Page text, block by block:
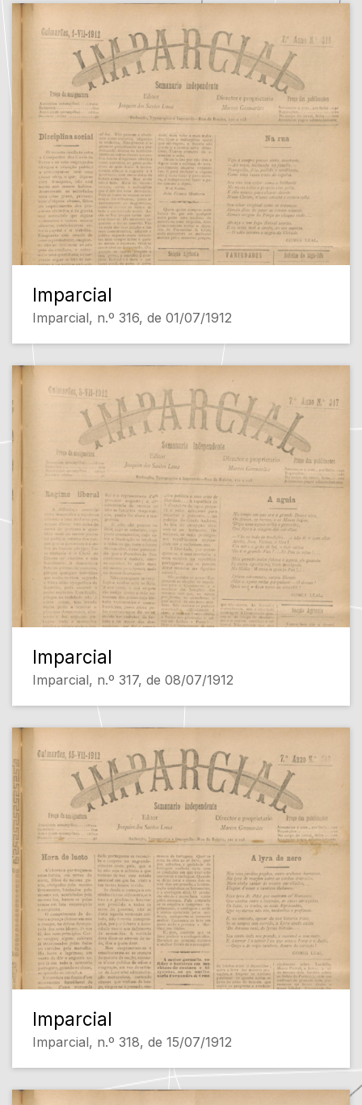
Imparcial
Imparcial, n.º 316, de 01/07/1912
Imparcial
Imparcial, n.º 317, de 08/07/1912
Imparcial
Imparcial, n.º 318, de 15/07/1912